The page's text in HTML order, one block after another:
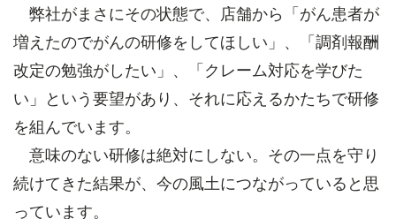
弊社がまさにその状態で、店舗から「がん患者が
増えたのでがんの研修をしてほしい」、「調剤報酬
改定の勉強がしたい」、「クレーム対応を学びた
い」という要望があり、それに応えるかたちで研修
を組んでいます。
意味のない研修は絶対にしない。その一点を守り
続けてきた結果が、今の風土につながっていると思
っています。